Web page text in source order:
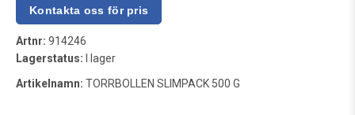
Artnr: 914246
Lagerstatus: I lager
Artikelnamn: TORRBOLLEN SLIMPACK 500 G